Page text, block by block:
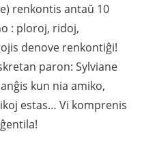
renkontis antaŭ 10
: ploroj, ridoj,
denove renkontiĝi!
paron: Sylviane
kun nia amiko,
estas… Vi komprenis